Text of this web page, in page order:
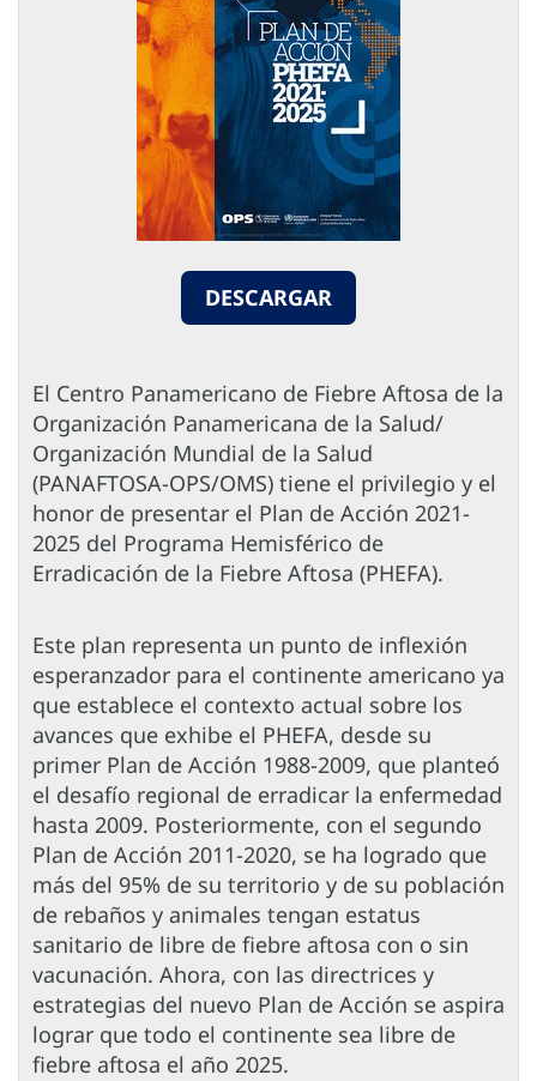
DESCARGAR
El Centro Panamericano de Fiebre Aftosa de la
Organización Panamericana de la Salud/
Organización Mundial de la Salud
(PANAFTOSA-OPS/OMS) tiene el privilegio y el
honor de presentar el Plan de Acción 2021-
2025 del Programa Hemisférico de
Erradicación de la Fiebre Aftosa (PHEFA).
Este plan representa un punto de inflexión
esperanzador para el continente americano ya
que establece el contexto actual sobre los
avances que exhibe el PHEFA, desde su
primer Plan de Acción 1988-2009, que planteó
el desafío regional de erradicar la enfermedad
hasta 2009. Posteriormente, con el segundo
Plan de Acción 2011-2020, se ha logrado que
más del 95% de su territorio y de su población
de rebaños y animales tengan estatus
sanitario de libre de fiebre aftosa con o sin
vacunación. Ahora, con las directrices y
estrategias del nuevo Plan de Acción se aspira
lograr que todo el continente sea libre de
fiebre aftosa el año 2025.